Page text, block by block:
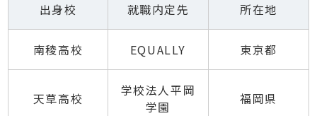
出身校 就職内定先 所在地
南稜高校 EQUALLY 東京都
天草高校
学校法人平岡
学園
福岡県